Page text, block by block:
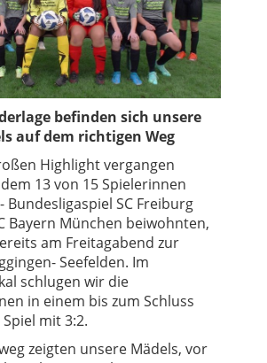
befinden sich unsere
auf dem richtigen Weg
Highlight vergangen
13 von 15 Spielerinnen
Bundesligaspiel SC Freiburg
Bayern München beiwohnten,
am Freitagabend zur
Seefelden. Im
schlugen wir die
in einem bis zum Schluss
mit 3:2.
zeigten unsere Mädels, vor